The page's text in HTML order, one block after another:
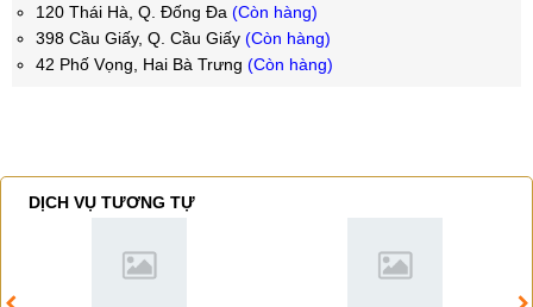
120 Thái Hà, Q. Đống Đa (Còn hàng)
398 Cầu Giấy, Q. Cầu Giấy (Còn hàng)
42 Phố Vọng, Hai Bà Trưng (Còn hàng)
DỊCH VỤ TƯƠNG TỰ